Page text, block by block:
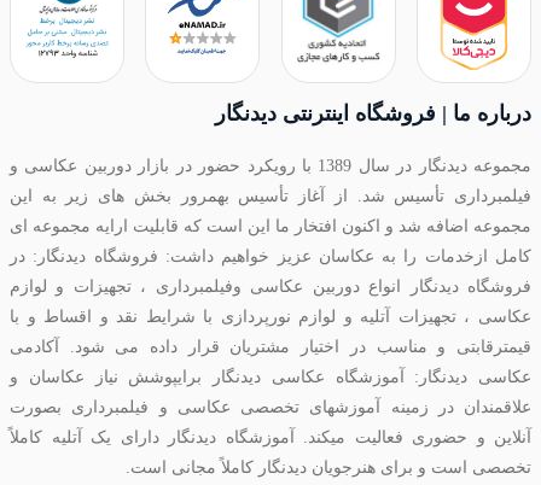
درباره ما | فروشگاه اینترنتی دیدنگار
مجموعه دیدنگار در سال 1389 با رویکرد حضور در بازار دوربین عکاسی و
فیلمبرداری تأسیس شد. از آغاز تأسیس بهمرور بخش های زیر به این
مجموعه اضافه شد و اکنون افتخار ما این است که قابلیت ارایه مجموعه ای
کامل ازخدمات را به عکاسان عزیز خواهیم داشت: فروشگاه دیدنگار: در
فروشگاه دیدنگار انواع دوربین عکاسی وفیلمبرداری ، تجهیزات و لوازم
عکاسی ، تجهیزات آتلیه و لوازم نورپردازی با شرایط نقد و اقساط و با
قیمترقابتی و مناسب در اختیار مشتریان قرار داده می شود. آکادمی
عکاسی دیدنگار: آموزشگاه عکاسی دیدنگار برایپوشش نیاز عکاسان و
علاقمندان در زمینه آموزشهای تخصصی عکاسی و فیلمبرداری بصورت
آنلاین و حضوری فعالیت میکند. آموزشگاه دیدنگار دارای یک آتلیه کاملاً
تخصصی است و برای هنرجویان دیدنگار کاملاً مجانی است.